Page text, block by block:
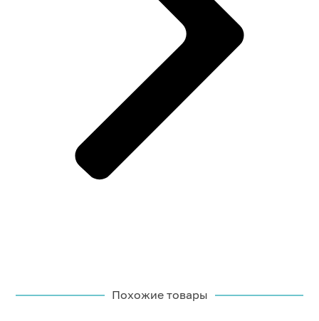
Похожие товары